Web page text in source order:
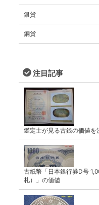
銀貨
銅貨
注目記事
鑑定士が見る古銭の価値を
古紙幣「日本銀行券D号
札）」の価値